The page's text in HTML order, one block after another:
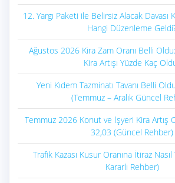
12. Yargı Paketi ile Belirsiz Alacak Davası
Hangi Düzenleme
Ağustos 2026 Kira Zam Oranı Belli
Kira Artışı Yüzde Kaç
Yeni Kıdem Tazminatı Tavanı Belli
(Temmuz – Aralık Güncel
Temmuz 2026 Konut ve İşyeri Kira Artış
32,03 (Güncel Rehber)
Trafik Kazası Kusur Oranına İtiraz Nasıl
Kararlı Rehber)